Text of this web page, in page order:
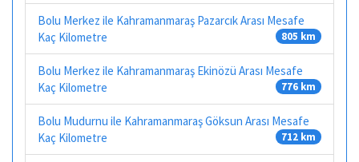
Bolu Merkez ile Kahramanmaraş Pazarcık Arası Mesafe
Kaç Kilometre
805 km
Bolu Merkez ile Kahramanmaraş Ekinözü Arası Mesafe
Kaç Kilometre
776 km
Bolu Mudurnu ile Kahramanmaraş Göksun Arası Mesafe
Kaç Kilometre
712 km